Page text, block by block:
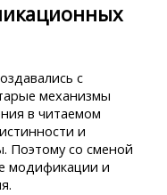
с
механизмы
в читаемом
и
Поэтому со сменой
модификации и